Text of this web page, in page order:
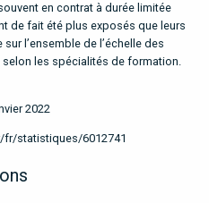
en contrat à durée limitée
de fait été plus exposés que leurs
l’ensemble de l’échelle des
les spécialités de formation.
2022
statistiques/6012741